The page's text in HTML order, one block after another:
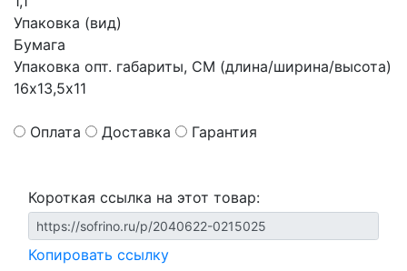
Упаковка (вид)
Бумага
Упаковка опт. габариты, СМ (длина/ширина/высота)
16х13,5х11
Оплата Доставка Гарантия
Короткая ссылка на этот товар:
Копировать ссылку